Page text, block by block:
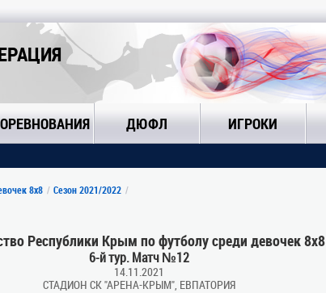
ДЮФЛ ИГРОКИ
8х8 Сезон 2021/2022
Республики Крым по футболу среди девочек 8х8
6-й тур. Матч №12
14.11.2021
СТАДИОН СК "АРЕНА-КРЫМ", ЕВПАТОРИЯ